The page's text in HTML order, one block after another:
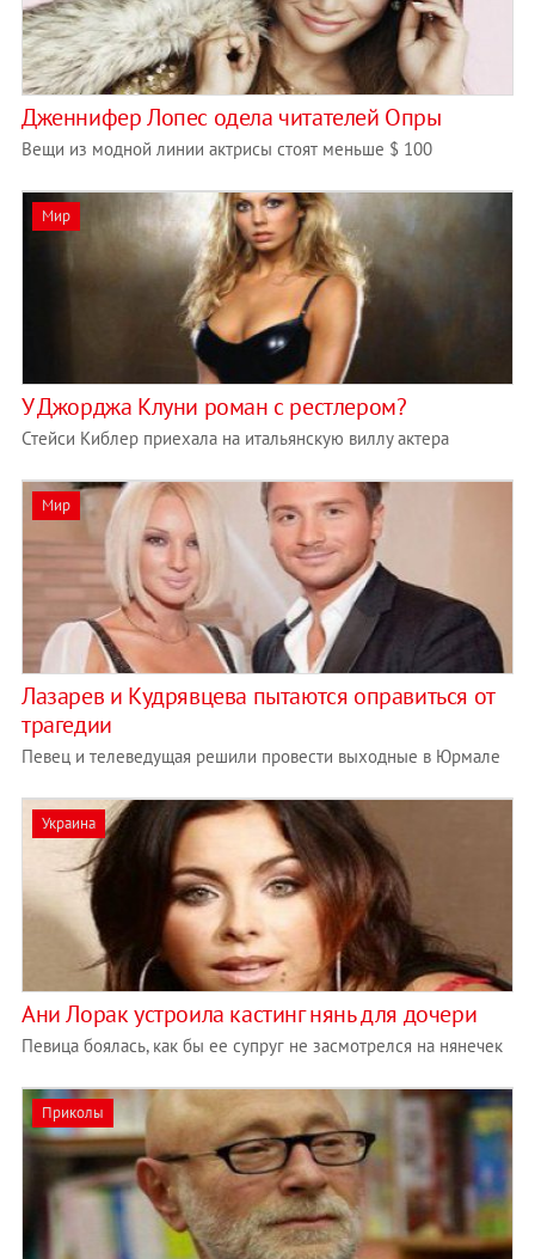
Дженнифер Лопес одела читателей Опры
Вещи из модной линии актрисы стоят меньше $ 100
Мир
У Джорджа Клуни роман с рестлером?
Стейси Киблер приехала на итальянскую виллу актера
Мир
Лазарев и Кудрявцева пытаются оправиться от
трагедии
Певец и телеведущая решили провести выходные в Юрмале
Украина
Ани Лорак устроила кастинг нянь для дочери
Певица боялась, как бы ее супруг не засмотрелся на нянечек
Приколы